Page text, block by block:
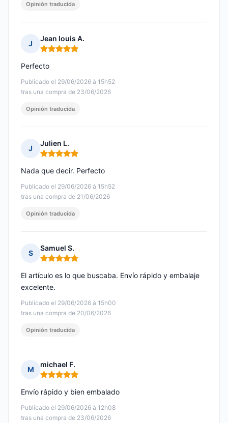
Opinión traducida
J
Jean louis A.
Nota: 5 de 5
Publicado el 29/06/2026 à 15h52
tras una compra de 23/06/2026
Perfecto
Opinión traducida
J
Julien L.
Nota: 5 de 5
Publicado el 29/06/2026 à 15h52
tras una compra de 21/06/2026
Nada que decir. Perfecto
Opinión traducida
S
Samuel S.
Nota: 5 de 5
Publicado el 29/06/2026 à 15h00
tras una compra de 20/06/2026
El artículo es lo que buscaba. Envío rápido y embalaje
excelente.
Opinión traducida
M
michael F.
Nota: 5 de 5
Publicado el 29/06/2026 à 12h08
tras una compra de 23/06/2026
Envío rápido y bien embalado